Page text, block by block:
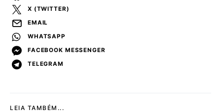
X (TWITTER)
EMAIL
WHATSAPP
FACEBOOK MESSENGER
TELEGRAM
LEIA TAMBÉM...